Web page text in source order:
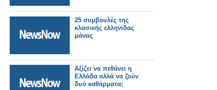
25 συμβουλές της
κλασικής ελληνίδας
μάνας
Αξίζει να πεθάνει η
Ελλάδα αλλά να ζούν
δυό καθάρματα;